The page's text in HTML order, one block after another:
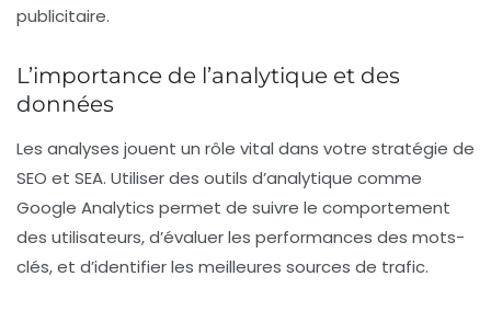
publicitaire.
L’importance de l’analytique et des
données
Les analyses jouent un rôle vital dans votre stratégie de
SEO et SEA. Utiliser des outils d’analytique comme
Google Analytics permet de suivre le comportement
des utilisateurs, d’évaluer les performances des mots-
clés, et d’identifier les meilleures sources de trafic.